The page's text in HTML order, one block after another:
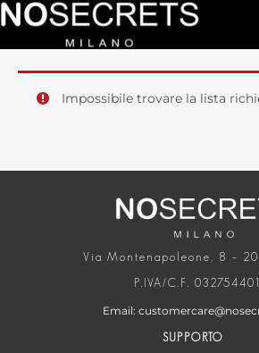
Impossibile trovare la lista
Via Montenapoleone, 8 –
P.IVA/C.F.
Email:
SUPPORTO